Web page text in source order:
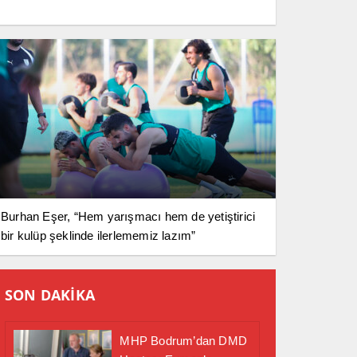
Burhan Eşer, “Hem yarışmacı hem de yetiştirici
bir kulüp şeklinde ilerlememiz lazım”
SON DAKİKA
MHP Bodrum’dan DMD